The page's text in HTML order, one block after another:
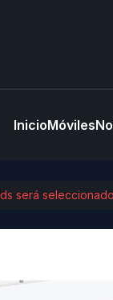
InicioMóviles
será